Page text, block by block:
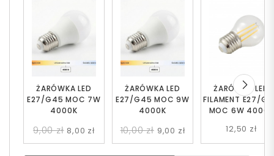
ŻARÓWKA LED
E27/G45 MOC 7W
4000K
9,00 zł 8,00 zł
ŻARÓWKA LED
E27/G45 MOC 9W
4000K
10,00 zł 9,00 zł
ŻARÓWKA LED
FILAMENT E27/
MOC 6W 4000K
12,50 zł